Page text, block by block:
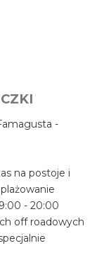
-
na postoje i
- 20:00
off roadowych